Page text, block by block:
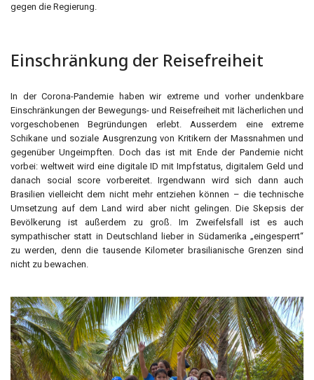
gegen die Regierung.
Einschränkung der Reisefreiheit
In der Corona-Pandemie haben wir extreme und vorher undenkbare
Einschränkungen der Bewegungs- und Reisefreiheit mit lächerlichen und
vorgeschobenen Begründungen erlebt. Ausserdem eine extreme
Schikane und soziale Ausgrenzung von Kritikern der Massnahmen und
gegenüber Ungeimpften. Doch das ist mit Ende der Pandemie nicht
vorbei: weltweit wird eine digitale ID mit Impfstatus, digitalem Geld und
danach social score vorbereitet. Irgendwann wird sich dann auch
Brasilien vielleicht dem nicht mehr entziehen können – die technische
Umsetzung auf dem Land wird aber nicht gelingen. Die Skepsis der
Bevölkerung ist außerdem zu groß. Im Zweifelsfall ist es auch
sympathischer statt in Deutschland lieber in Südamerika „eingesperrt“
zu werden, denn die tausende Kilometer brasilianische Grenzen sind
nicht zu bewachen.